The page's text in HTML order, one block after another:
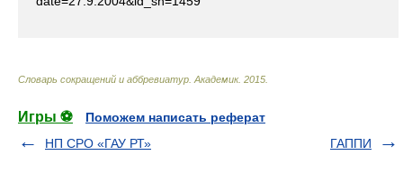
Словарь сокращений и аббревиатур Академик. 2015
Игры ⚽
Поможем написать реферат
НП СРО «ГАУ РТ»
ГАППИ